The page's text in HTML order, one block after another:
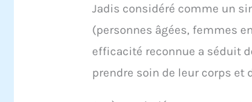
Jadis considéré comme un
(personnes âgées, femmes
efficacité reconnue a séduit
prendre soin de leur corps et